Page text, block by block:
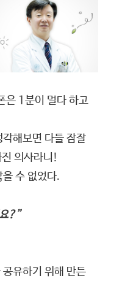
은 1분이 멀다 하고
해보면 다들 잠잘
의사라니!
수 없었다.
?”
유하기 위해 만든